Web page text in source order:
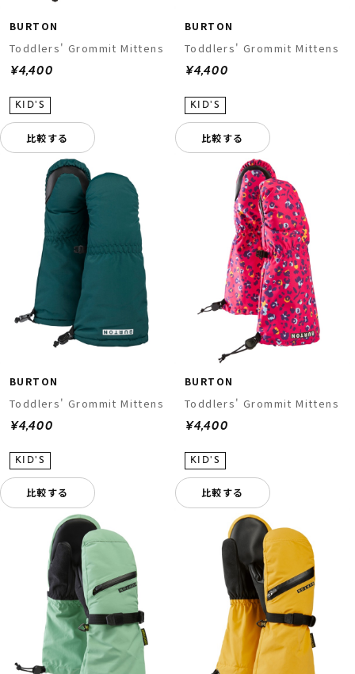
BURTON
Toddlers' Grommit Mittens
¥4,400
比較する
BURTON
Toddlers' Grommit Mittens
¥4,400
比較する
BURTON
Toddlers' Grommit Mittens
¥4,400
比較する
BURTON
Toddlers' Grommit Mittens
¥4,400
比較する